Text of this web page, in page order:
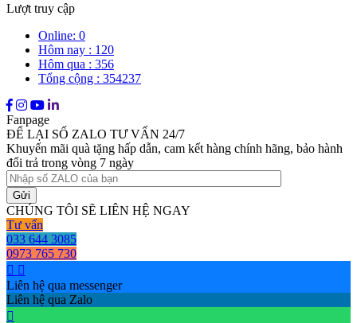
Lượt truy cập
Online: 0
Hôm nay : 120
Hôm qua : 356
Tổng cộng : 354237
Fanpage
ĐỂ LẠI SỐ ZALO TƯ VẤN 24/7
Khuyến mãi quà tặng hấp dẫn, cam kết hàng chính hãng, bảo hành
đổi trả trong vòng 7 ngày
CHÚNG TÔI SẼ LIÊN HỆ NGAY
Tư vấn
033 644 3085
0973 765 730
Liên hệ qua messenger
Liên hệ qua Zalo